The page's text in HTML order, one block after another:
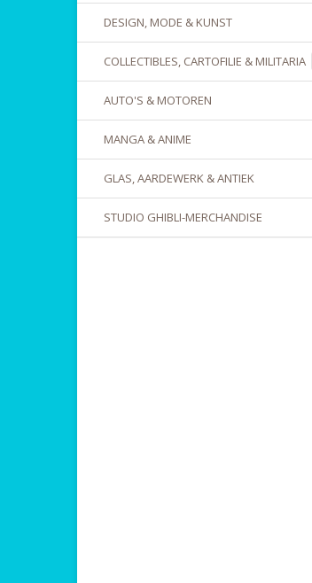
DESIGN, MODE & KUNST
COLLECTIBLES, CARTOFILIE & MILITARIA
AUTO'S & MOTOREN
MANGA & ANIME
GLAS, AARDEWERK & ANTIEK
STUDIO GHIBLI-MERCHANDISE